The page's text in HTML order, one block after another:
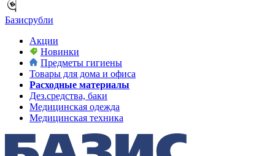
Базисрубли
Акции
Новинки
Предметы гигиены
Товары для дома и офиса
Расходные материалы
Дез.средства, баки
Медицинская одежда
Медицинская техника